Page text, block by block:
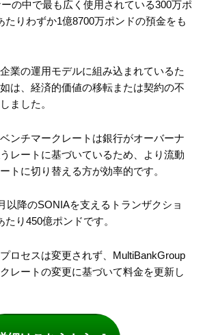
の中で最も広く使用されている300万ポ
たりわずか1億8700万ポンドの預金をも
業の運用モデルに組み込まれているた
は、経済的価値の移転または契約の不
ました。
ンチマークレートは銀行がオーバーナ
レートに基づいているため、より流動
トに切り替える方が効率的です。
以降のSONIAを支えるトランザクショ
り450億ポンドです。
ロセスは変更されず、MultiBankGroup
レートの変更に基づいて料金を更新し